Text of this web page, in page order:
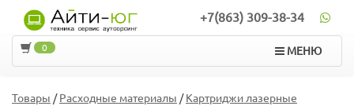
+7(863) 309-38-34
МЕНЮ
0
Товары /Расходные материалы /Картриджи лазерные